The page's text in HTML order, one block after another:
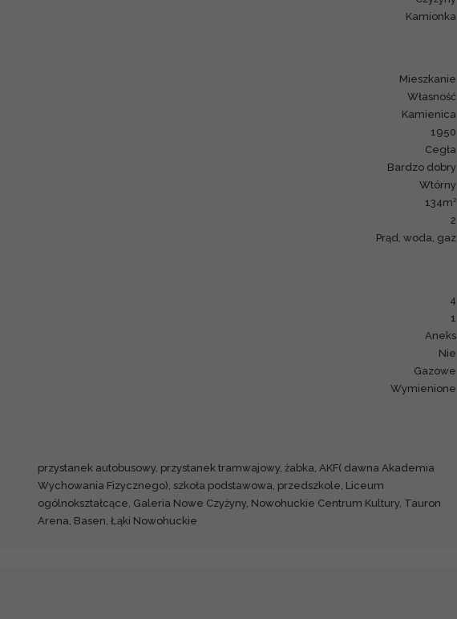
Kamionka
mieszkanie
Własność
kamienica
1950
cegła
bardzo dobry
Wtórny
134m2
2
prąd, woda, gaz
4
1
aneks
Nie
gazowe
wymienione
przystanek autobusowy, przystanek tramwajowy, żabka, AKF( dawna Akademia
Wychowania Fizycznego), szkoła podstawowa, przedszkole, Liceum
ogólnokształcące, Galeria Nowe Czyżyny, Nowohuckie Centrum Kultury, Tauron
Arena, Basen, Łąki Nowohuckie